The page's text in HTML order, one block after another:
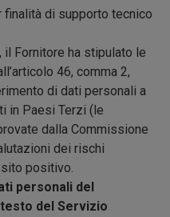
finalità di supporto tecnico
Fornitore ha stipulato le
46, comma 2,
di dati personali a
in Paesi Terzi (le
dalla Commissione
dei rischi
positivo.
personali del
del Servizio